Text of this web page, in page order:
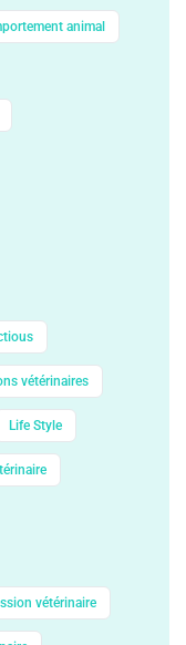
animal
vétérinaires
Life Style
vétérinaire